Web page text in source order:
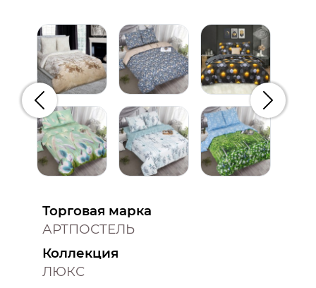
Предыдущий
Торговая марка
АРТПОСТЕЛЬ
Коллекция
ЛЮКС